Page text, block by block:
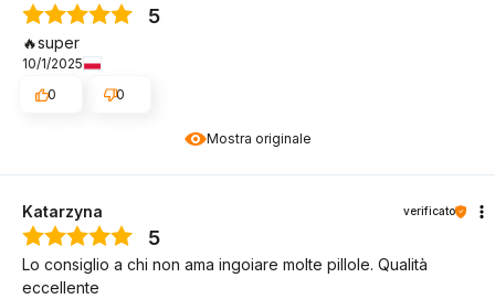
Mostra originale
5
🔥super
10/1/2025
0
0
Katarzyna verificato
5
Lo consiglio a chi non ama ingoiare molte pillole. Qualità
eccellente